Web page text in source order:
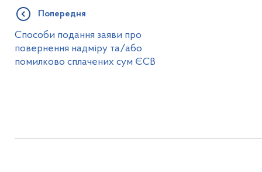
Попередня
Способи подання заяви про
повернення надміру та/або
помилково сплачених сум ЄСВ